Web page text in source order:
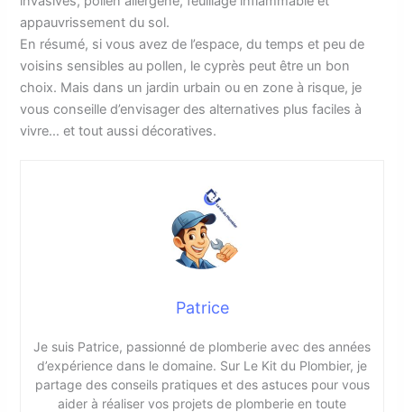
appauvrissement du sol.
En résumé, si vous avez de l’espace, du temps et peu de
voisins sensibles au pollen, le cyprès peut être un bon
choix. Mais dans un jardin urbain ou en zone à risque, je
vous conseille d’envisager des alternatives plus faciles à
vivre… et tout aussi décoratives.
Patrice
Je suis Patrice, passionné de plomberie avec des années
d’expérience dans le domaine. Sur Le Kit du Plombier, je
partage des conseils pratiques et des astuces pour vous
aider à réaliser vos projets de plomberie en toute